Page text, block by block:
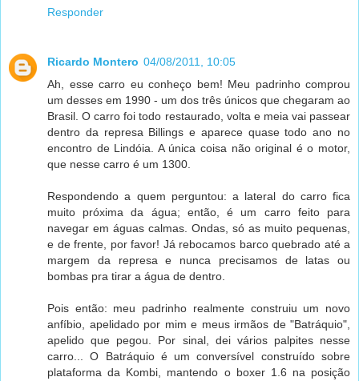
Responder
Ricardo Montero 04/08/2011, 10:05
Ah, esse carro eu conheço bem! Meu padrinho comprou
um desses em 1990 - um dos três únicos que chegaram ao
Brasil. O carro foi todo restaurado, volta e meia vai passear
dentro da represa Billings e aparece quase todo ano no
encontro de Lindóia. A única coisa não original é o motor,
que nesse carro é um 1300.
Respondendo a quem perguntou: a lateral do carro fica
muito próxima da água; então, é um carro feito para
navegar em águas calmas. Ondas, só as muito pequenas,
e de frente, por favor! Já rebocamos barco quebrado até a
margem da represa e nunca precisamos de latas ou
bombas pra tirar a água de dentro.
Pois então: meu padrinho realmente construiu um novo
anfíbio, apelidado por mim e meus irmãos de "Batráquio",
apelido que pegou. Por sinal, dei vários palpites nesse
carro... O Batráquio é um conversível construído sobre
plataforma da Kombi, mantendo o boxer 1.6 na posição